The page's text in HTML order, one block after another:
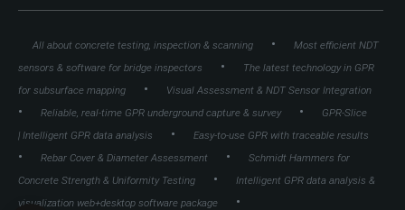
All about concrete testing, inspection & scanning •
Most efficient NDT
sensors & software for bridge inspectors
•
The latest technology in GPR
for subsurface mapping
• Visual Assessment & NDT Sensor Integration
• Reliable, real-time GPR underground capture & survey •
GPR-Slice
| Intelligent GPR data analysis
• Easy-to-use GPR with traceable results
• Rebar Cover & Diameter Assessment •
Schmidt Hammers for
Concrete Strength & Uniformity Testing
•
Intelligent GPR data analysis &
visualization web+desktop software package
•